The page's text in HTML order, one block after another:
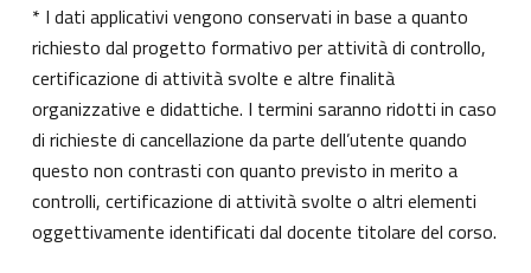
* I dati applicativi vengono conservati in base a quanto
richiesto dal progetto formativo per attività di controllo,
certificazione di attività svolte e altre finalità
organizzative e didattiche. I termini saranno ridotti in caso
di richieste di cancellazione da parte dell’utente quando
questo non contrasti con quanto previsto in merito a
controlli, certificazione di attività svolte o altri elementi
oggettivamente identificati dal docente titolare del corso.